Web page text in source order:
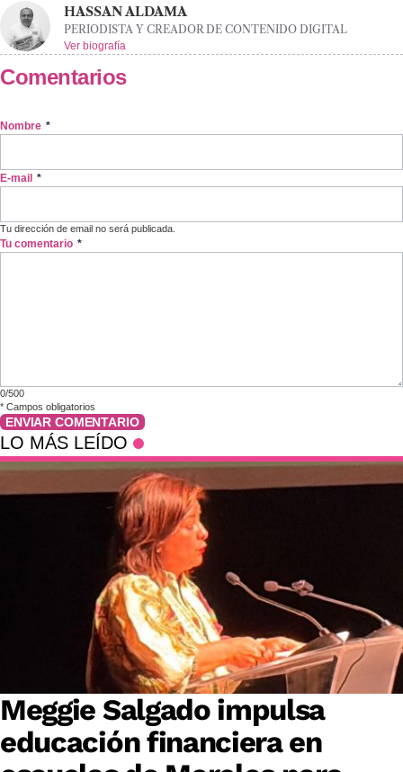
HASSAN ALDAMA
PERIODISTA Y CREADOR DE CONTENIDO DIGITAL
Ver biografía
Comentarios
Nombre *
E-mail *
Tu dirección de email no será publicada.
Tu comentario *
0/500
* Campos obligatorios
ENVIAR COMENTARIO
LO MÁS LEÍDO
Meggie Salgado impulsa
educación financiera en